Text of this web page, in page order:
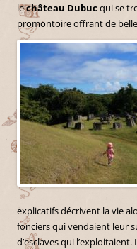
lechâteau Dubucqui se
promontoire offrant de
explicatifs décrivent la vie
fonciers qui vendaient leur
d’esclaves qui